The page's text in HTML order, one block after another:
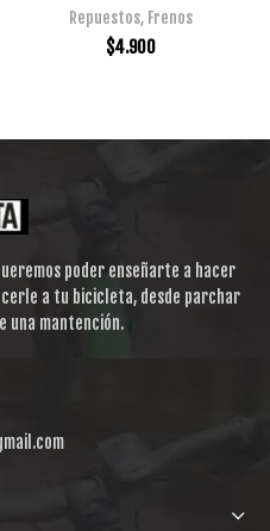
Repuestos, Frenos
$4.900
poder enseñarte a hacer
a tu bicicleta, desde parchar
una mantención.